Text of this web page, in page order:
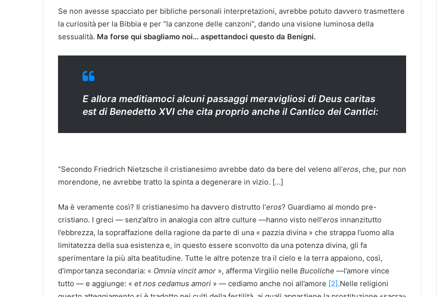
Se non avesse spacciato per bibliche personali interpretazioni, avrebbe potuto davvero trasmettere
la curiosità per la Bibbia e per “la canzone delle canzoni”, dando una visione luminosa della
sessualità. Ma forse qui sbagliamo noi… aspettandoci questo da Benigni.
E allora meditiamoci alcuni passaggi meravigliosi di Deus caritas
estdi Benedetto XVI che cita proprio anche il Cantico dei Cantici:
“Secondo Friedrich Nietzsche il cristianesimo avrebbe dato da bere del veleno all’eros, che, pur non
morendone, ne avrebbe tratto la spinta a degenerare in vizio. […]
Ma è veramente così? Il cristianesimo ha davvero distrutto l’eros? Guardiamo al mondo pre-
cristiano. I greci — senz’altro in analogia con altre culture —hanno visto nell’eros innanzitutto
l’ebbrezza, la sopraffazione della ragione da parte di una « pazzia divina » che strappa l’uomo alla
limitatezza della sua esistenza e, in questo essere sconvolto da una potenza divina, gli fa
sperimentare la più alta beatitudine. Tutte le altre potenze tra il cielo e la terra appaiono, così,
d’importanza secondaria: « Omnia vincit amor », afferma Virgilio nelle Bucoliche —l’amore vince
tutto — e aggiunge: « et nos cedamus amori » — cediamo anche noi all’amore [2].Nelle religioni